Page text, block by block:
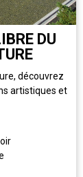
DU
découvrez
artistiques et